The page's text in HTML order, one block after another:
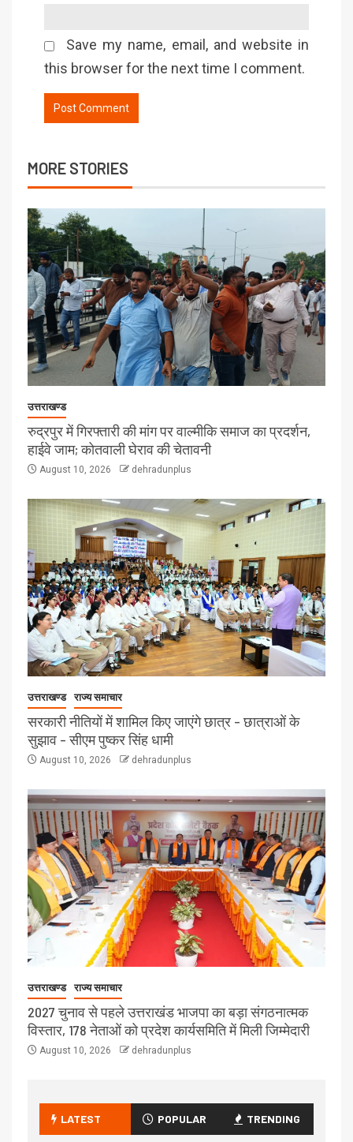
Save my name, email, and website in
this browser for the next time I comment.
MORE STORIES
उत्तराखण्ड
रुद्रपुर में गिरफ्तारी की मांग पर वाल्मीकि समाज का प्रदर्शन,
हाईवे जाम; कोतवाली घेराव की चेतावनी
August 10, 2026 dehradunplus
उत्तराखण्ड राज्य समाचार
सरकारी नीतियों में शामिल किए जाएंगे छात्र – छात्राओं के
सुझाव – सीएम पुष्कर सिंह धामी
August 10, 2026 dehradunplus
उत्तराखण्ड राज्य समाचार
2027 चुनाव से पहले उत्तराखंड भाजपा का बड़ा संगठनात्मक
विस्तार, 178 नेताओं को प्रदेश कार्यसमिति में मिली जिम्मेदारी
August 10, 2026 dehradunplus
LATEST POPULAR TRENDING